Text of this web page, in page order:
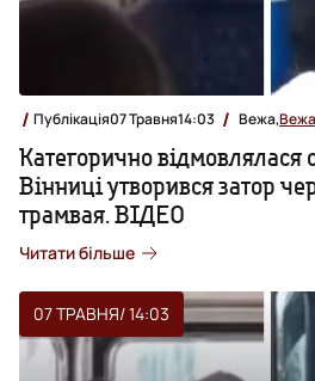
Публікація07 Травня14:03 Вежа,Вежа
Категорично відмовлялася
Вінниці утворився затор
трамвая. ВІДЕО
Читати більше
07 ТРАВНЯ/ 14:03